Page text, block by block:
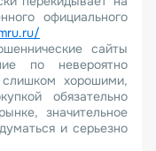
официального
сайты
по невероятно
хорошими,
обязательно
значительное
и серьезно